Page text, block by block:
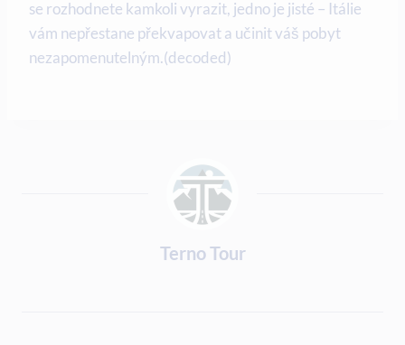
se rozhodnete kamkoli vyrazit, jedno je jisté – Itálie
vám nepřestane překvapovat a učinit váš pobyt
nezapomenutelným.(decoded)
Terno Tour